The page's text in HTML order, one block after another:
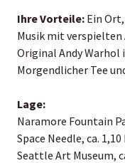
Ihre Vorteile: Ein
Musik mit
Original Andy Warhol
Morgendlicher Tee
Lage:
Naramore Fountain
Space Needle, ca. 1,10
Seattle Art Museum,